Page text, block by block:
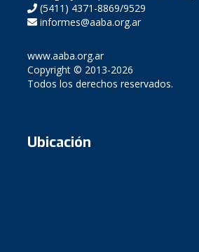
(5411) 4371-8869/9529
informes@aaba.org.ar
www.aaba.org.ar
Copyright © 2013-2026
Todos los derechos reservados.
Ubicación